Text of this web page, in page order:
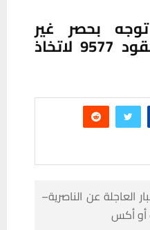
بحصر غير
المباشرين ضمن عقود 9577 لاتخاذ
العاجلة عن الناصرية–
أو أكس